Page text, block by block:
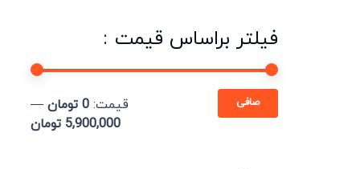
فیلتر براساس قیمت :
صافی قيمت: 0 تومان
—
5,900,000 تومان